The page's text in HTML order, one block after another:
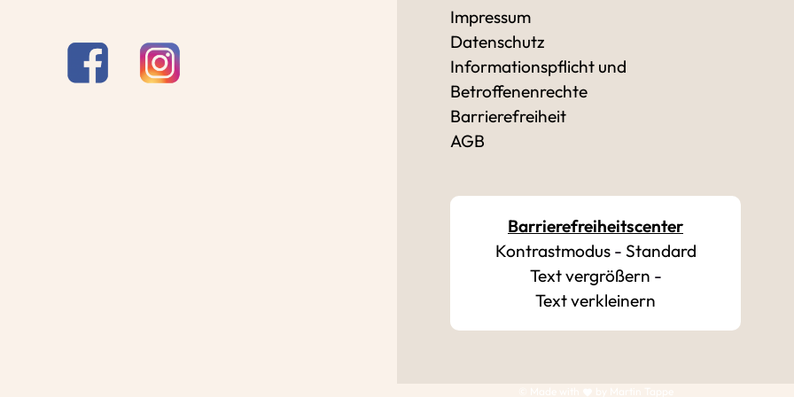
Impressum
Datenschutz
Informationspflicht und
Betroffenenrechte
Barrierefreiheit
AGB
Barrierefreiheitscenter
Kontrastmodus- Standard
Text vergrößern -
Text verkleinern